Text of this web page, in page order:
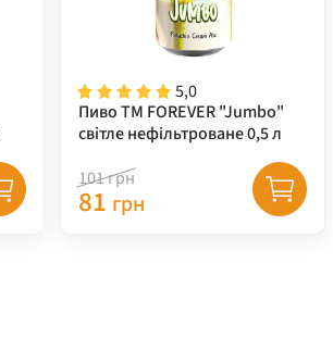
5,0
Пиво ТМ FOREVER "Jumbo"
світле нефільтроване 0,5 л
101грн
81 грн